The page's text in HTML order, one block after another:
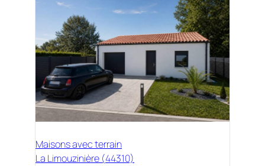
Maisons avec terrain
La Limouzinière (44310)